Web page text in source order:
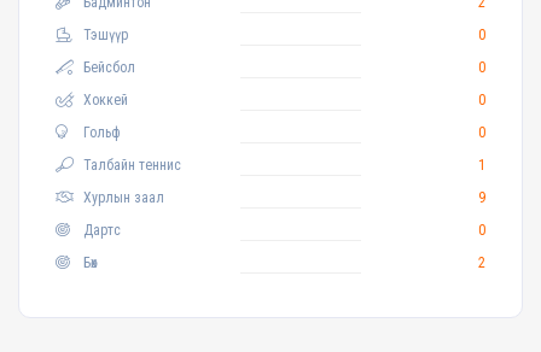
Тэшүүр
0
Бейсбол
0
Хоккей
0
Гольф
0
Талбайн теннис
1
Хурлын заал
9
Дартс
0
Бөх
2